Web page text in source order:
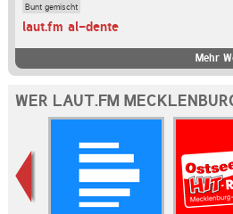
Bunt gemischt
laut.fm al-dente
Mehr
WER LAUT.FM